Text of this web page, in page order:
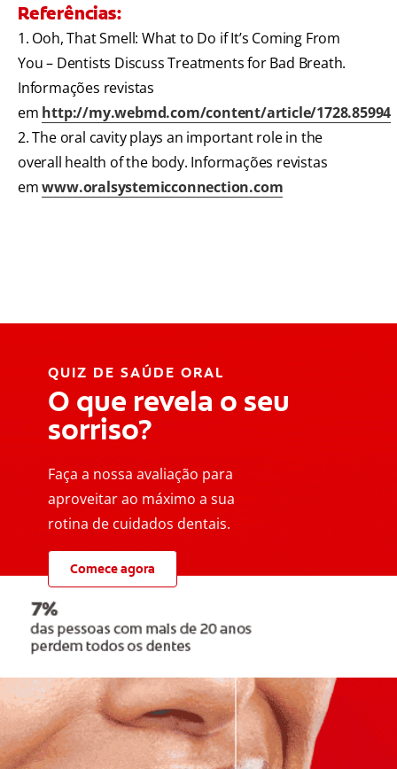
Referências:
1. Ooh, That Smell: What to Do if It’s Coming From
You – Dentists Discuss Treatments for Bad Breath.
Informações revistas
em http://my.webmd.com/content/article/1728.85994
2. The oral cavity plays an important role in the
overall health of the body. Informações revistas
emwww.oralsystemicconnection.com
QUIZ DE SAÚDE ORAL
O que revela o seu
sorriso?
Faça a nossa avaliação para
aproveitar ao máximo a sua
rotina de cuidados dentais.
Comece agora